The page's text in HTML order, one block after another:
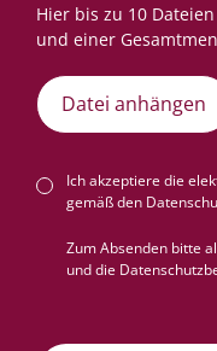
Datei anhängen
Ich akzeptiere die
gemäß den
Zum Absenden bitte
und die